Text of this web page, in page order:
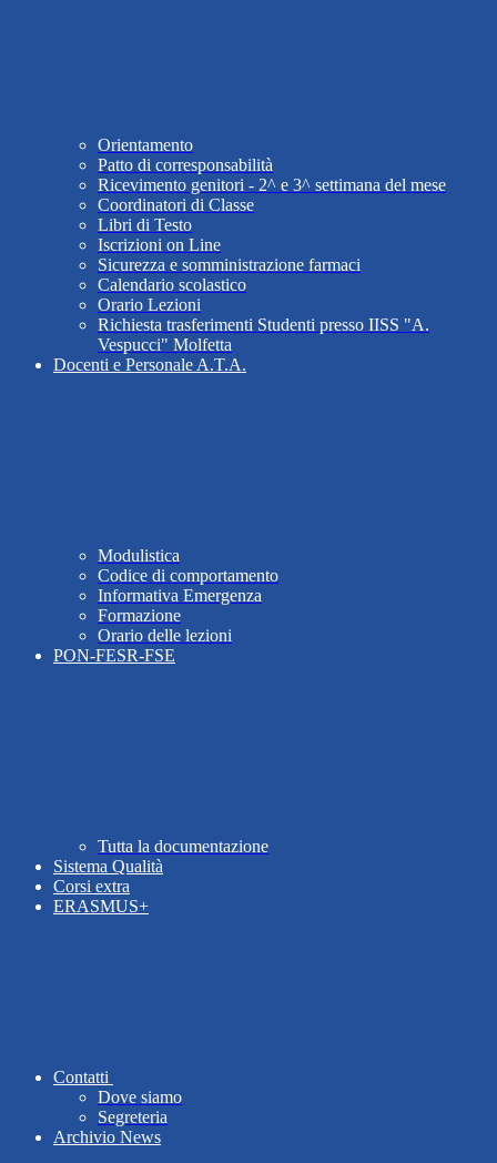
Orientamento
Patto di corresponsabilità
Ricevimento genitori - 2^ e 3^ settimana del mese
Coordinatori di Classe
Libri di Testo
Iscrizioni on Line
Sicurezza e somministrazione farmaci
Calendario scolastico
Orario Lezioni
Richiesta trasferimenti Studenti presso IISS "A.
Vespucci" Molfetta
Docenti e Personale A.T.A.
Modulistica
Codice di comportamento
Informativa Emergenza
Formazione
Orario delle lezioni
PON-FESR-FSE
Tutta la documentazione
Sistema Qualità
Corsi extra
ERASMUS+
Contatti
Dove siamo
Segreteria
Archivio News